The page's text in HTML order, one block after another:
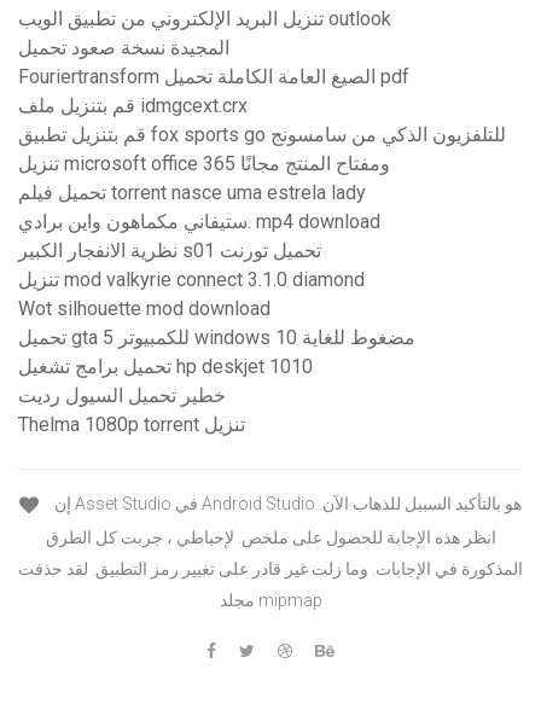
تنزيل البريد الإلكتروني من تطبيق الويب outlook
المجيدة نسخة صعود تحميل
Fouriertransform الصيغ العامة الكاملة تحميل pdf
قم بتنزيل ملف idmgcext.crx
قم بتنزيل تطبيق fox sports go للتلفزيون الذكي من سامسونج
تنزيل microsoft office 365 ومفتاح المنتج مجانًا
تحميل فيلم torrent nasce uma estrela lady
ستيفاني مكماهون واين برادي. mp4 download
نظرية الانفجار الكبير s01 تحميل تورنت
تنزيل mod valkyrie connect 3.1.0 diamond
Wot silhouette mod download
تحميل gta 5 للكمبيوتر windows 10 مضغوط للغاية
تحميل برامج تشغيل hp deskjet 1010
خطير تحميل السيول رديت
Thelma 1080p torrent تنزيل
انظر هذه الإجابة للحصول على ملخص. لإحباطي ، جربت كل الطرق
المذكورة في الإجابات. وما زلت غير قادر على تغيير رمز التطبيق. لقد حذفت
مجلد mipmap